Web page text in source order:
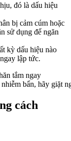
đó là dấu hiệu
bị cảm cúm hoặc
sử dụng để ngăn
kỳ dấu hiệu nào
lập tức.
bẩn, hãy giặt
cách